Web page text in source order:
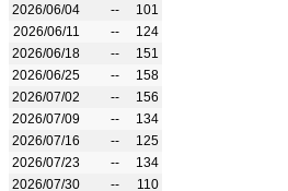
2026/06/04
--
101
2026/06/11
--
124
2026/06/18
--
151
2026/06/25
--
158
2026/07/02
--
156
2026/07/09
--
134
2026/07/16
--
125
2026/07/23
--
134
2026/07/30
-- 110